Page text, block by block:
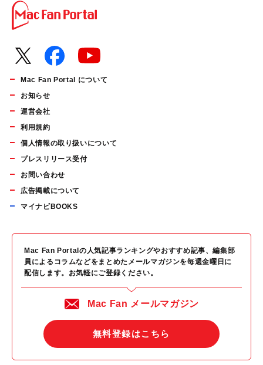
Mac Fan Portal について
お知らせ
運営会社
利用規約
個人情報の取り扱いについて
プレスリリース受付
お問い合わせ
広告掲載について
マイナビBOOKS
Mac Fan Portalの人気記事ランキングやおすすめ記事、編集部
員によるコラムなどをまとめたメールマガジンを毎週金曜日に
配信します。お気軽にご登録ください。
Mac Fan メールマガジン
無料登録はこちら